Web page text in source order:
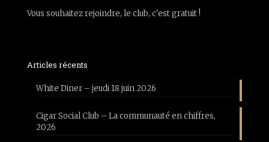
Vous souhaitez rejoindre, le club, c'est gratuit !
Articles récents
White Diner – jeudi 18 juin 2026
Cigar Social Club – La communauté en chiffres,
2026